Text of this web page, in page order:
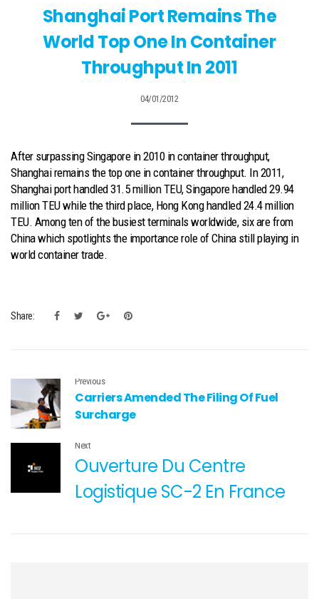
Shanghai Port Remains The
World Top One In Container
Throughput In 2011
04/01/2012
After surpassing Singapore in 2010 in container throughput,
Shanghai remains the top one in container throughput. In 2011,
Shanghai port handled 31.5 million TEU, Singapore handled 29.94
million TEU while the third place, Hong Kong handled 24.4 million
TEU. Among ten of the busiest terminals worldwide, six are from
China which spotlights the importance role of China still playing in
world container trade.
Share:
Previous
Carriers Amended The Filing Of Fuel
Surcharge
Next
Ouverture Du Centre
Logistique SC-2 En France